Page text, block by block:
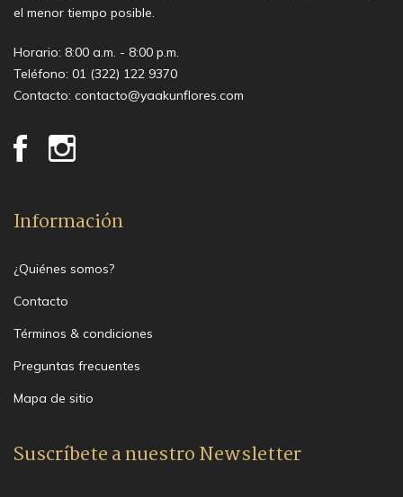
el menor tiempo posible.
Horario: 8:00 a.m. - 8:00 p.m.
Teléfono: 01 (322) 122 9370
Contacto: contacto@yaakunflores.com
Información
¿Quiénes somos?
Contacto
Términos & condiciones
Preguntas frecuentes
Mapa de sitio
Suscríbete a nuestro Newsletter